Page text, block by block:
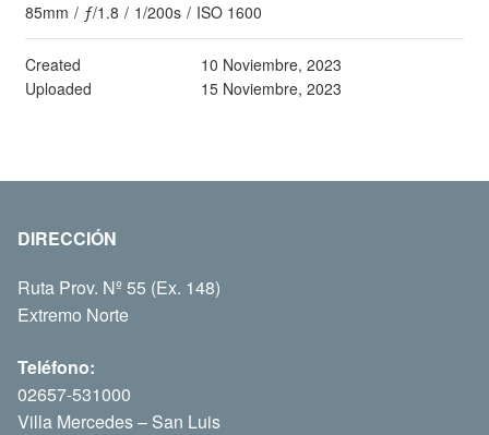
85mm / ƒ/1.8 / 1/200s / ISO 1600
Created
10 Noviembre, 2023
Uploaded
15 Noviembre, 2023
DIRECCIÓN
Ruta Prov. Nº 55 (Ex. 148)
Extremo Norte
Teléfono:
02657-531000
Villa Mercedes – San Luis